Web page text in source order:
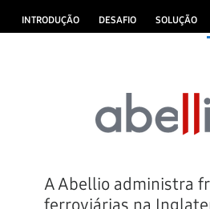
INTRODUÇÃO DESAFIO SOLUÇÃO
A Abellio administra